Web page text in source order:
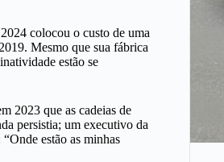
colocou o custo de uma
Mesmo que sua fábrica
estão se
2023 que as cadeias de
persistia; um executivo da
estão as minhas